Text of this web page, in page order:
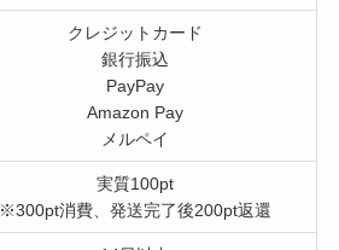
クレジットカード
銀行振込
PayPay
Amazon Pay
メルペイ
実質100pt
※300pt消費、発送完了後200pt返還